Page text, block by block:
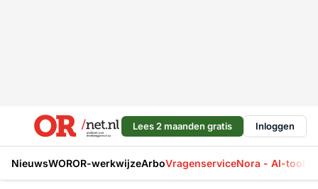
Lees 2 maanden gratis Inloggen
NieuwsWOROR-werkwijzeArboVragenserviceNora - AI-tool